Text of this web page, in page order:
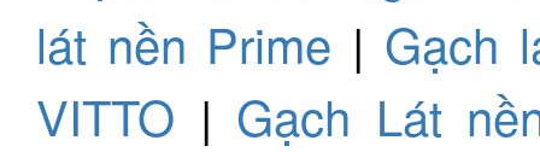
lát nền Prime | Gạch
VITTO | Gạch Lát